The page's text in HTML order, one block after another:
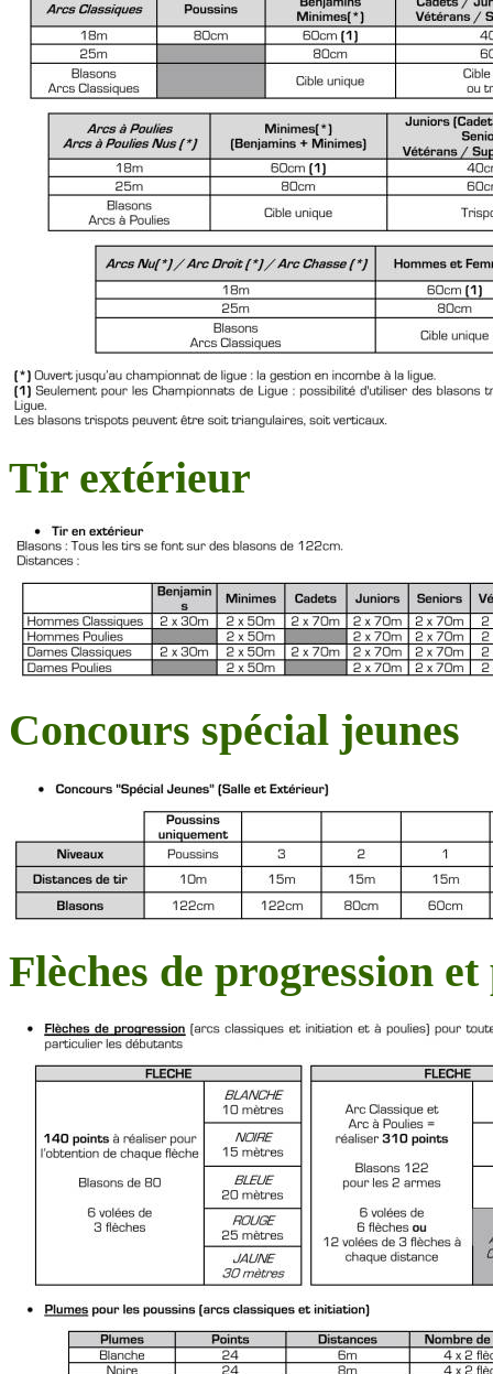
Tir extérieur
Concours spécial jeunes
Flèches de progression et